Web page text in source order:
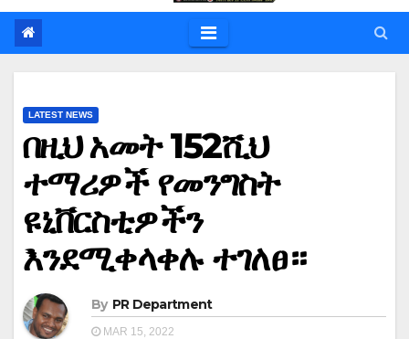
LATEST NEWS
በዚህ አመት 152ሺህ
ተማሪዎች የመንግስት
ዩኒቨርስቲዎችን
እንደሚቀላቀሉ ተገለፀ።
By PR Department
MAR 15, 2022